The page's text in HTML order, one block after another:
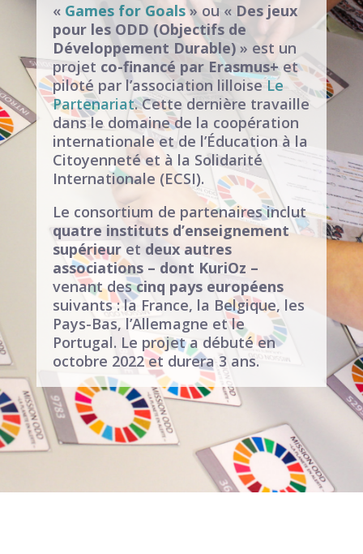
« Games for Goals» ou « Des jeux
pour les ODD (Objectifs de
Développement Durable)» est un
projet co-financé par Erasmus+et
piloté par l’association lilloiseLe
Partenariat. Cette dernière travaille
dans le domaine de la coopération
internationale et de l’Éducation à la
Citoyenneté et à la Solidarité
Internationale (ECSI).
Le consortium de partenaires inclut
quatre instituts d’enseignement
supérieuret deux autres
associations – dont KuriOz –
venant descinq pays européens
suivants : la France, la Belgique, les
Pays-Bas, l’Allemagne et le
Portugal. Le projet a débuté en
octobre 2022 et durera 3 ans.